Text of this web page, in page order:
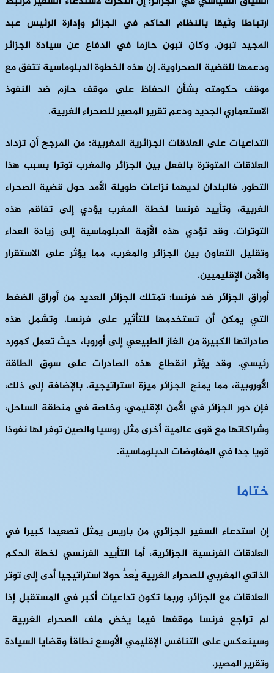
ارتباطا وثيقا بالنظام الحاكم في الجزائر وإدارة الرئيس عبد
المجيد تبون. وكان تبون حازما في الدفاع عن سيادة الجزائر
ودعمها للقضية الصحراوية. إن هذه الخطوة الدبلوماسية تتفق مع
موقف حكومته بشأن الحفاظ على موقف حازم ضد النفوذ
الاستعماري الجديد ودعم تقرير المصير للصحراء الغربية.
التداعيات على العلاقات الجزائرية المغربية: من المرجح أن تزداد
العلاقات المتوترة بالفعل بين الجزائر والمغرب توترا بسبب هذا
التطور. فالبلدان لديهما نزاعات طويلة الأمد حول قضية الصحراء
الغربية، وتأييد فرنسا لخطة المغرب يؤدي إلى تفاقم هذه
التوترات. وقد تؤدي هذه الأزمة الدبلوماسية إلى زيادة العداء
وتقليل التعاون بين الجزائر والمغرب، مما يؤثر على الاستقرار
والأمن الإقليميين.
أوراق الجزائر ضد فرنسا: تمتلك الجزائر العديد من أوراق الضغط
التي يمكن أن تستخدمها للتأثير على فرنسا. وتشمل هذه
صادراتها الكبيرة من الغاز الطبيعي إلى أوروبا، حيث تعمل كمورد
رئيسي. وقد يؤثر انقطاع هذه الصادرات على سوق الطاقة
الأوروبية، مما يمنح الجزائر ميزة استراتيجية. بالإضافة إلى ذلك،
فإن دور الجزائر في الأمن الإقليمي، وخاصة في منطقة الساحل،
وشراكاتها مع قوى عالمية أخرى مثل روسيا والصين توفر لها نفوذا
قويا جدا في المفاوضات الدبلوماسية.
ختاما
إن استدعاء السفير الجزائري من باريس يمثل تصعيدا كبيرا في
العلاقات الفرنسية الجزائرية، أما التأييد الفرنسي لخطة الحكم
الذاتي المغربي للصحراء الغربية يُعدُّ حولا استراتيجيا أدى إلى توتر
العلاقات مع الجزائر، وربما تكون تداعيات أكبر في المستقبل إذا
لم تراجع فرنسا موقفها فيما يخض ملف الصحراء الغربية
وسينعكس على التنافس الإقليمي الأوسع نطاقاً وقضايا السيادة
وتقرير المصير.